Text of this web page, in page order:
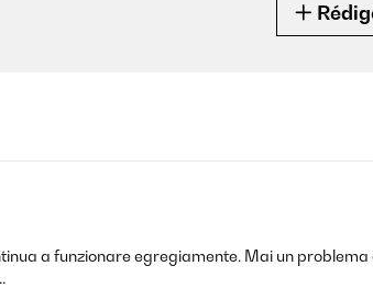
a funzionare egregiamente. Mai un